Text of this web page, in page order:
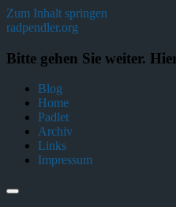
Zum Inhalt springen
radpendler.org
Bitte gehen Sie weiter.
Blog
Home
Padlet
Archiv
Links
Impressum